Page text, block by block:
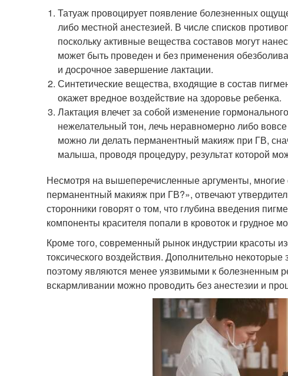
Татуаж провоцирует появление болезненных
либо местной анестезией. В числе списков
поскольку активные вещества составов могут
может быть проведен и без применения
и досрочное завершение лактации.
Синтетические вещества, входящие в состав
окажет вредное воздействие на здоровье ребенка.
Лактация влечет за собой изменение
нежелательный тон, лечь неравномерно либо
можно ли делать перманентный макияж при ГВ,
малыша, проводя процедуру, результат которой
Несмотря на вышеперечисленные аргументы,
перманентный макияж при ГВ?», отвечают
сторонники говорят о том, что глубина введения
компоненты красителя попали в кровоток и грудное
Кроме того, современный рынок индустрии красоты
токсического воздействия. Дополнительно
поэтому являются менее уязвимыми к болезненным
вскармливании можно проводить без анестезии и